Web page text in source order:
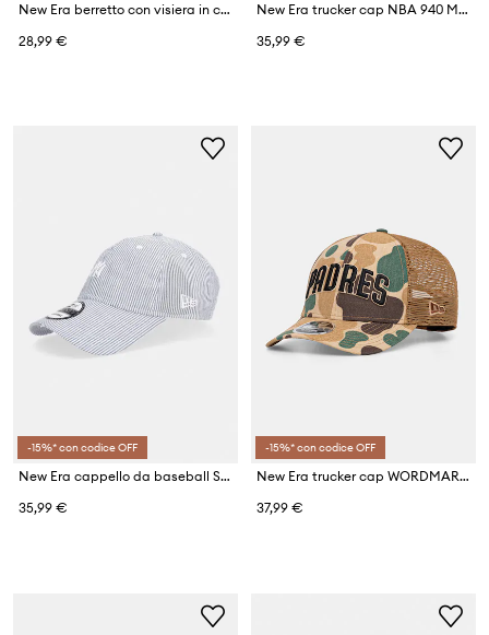
New Era berretto con visiera in cotone MINI LOGO 920 NYY
28,99 €
New Era trucker cap NBA 940 MC TRUCKER LAKERS
35,99 €
-15%* con codice OFF
New Era cappello da baseball SEERSUCKER 920 NYY
35,99 €
-15%* con codice OFF
New Era trucker cap WORDMARK CAMO 940 MC
37,99 €